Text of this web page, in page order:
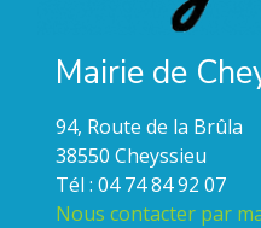
Mairie de
94, Route de la Brûla
38550 Cheyssieu
Tél : 04 74 84 92 07
Nous contacter par